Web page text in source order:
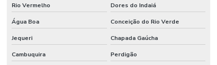
Serviço De Impermeabilização Em São Paulo
Serviço De Juntas De Dilatação
Serviço De Lapidação De Pisos
Rio Vermelho Dores do Indaiá
Água Boa Conceição do Rio Verde
Jequeri Chapada Gaúcha
Cambuquira Perdigão